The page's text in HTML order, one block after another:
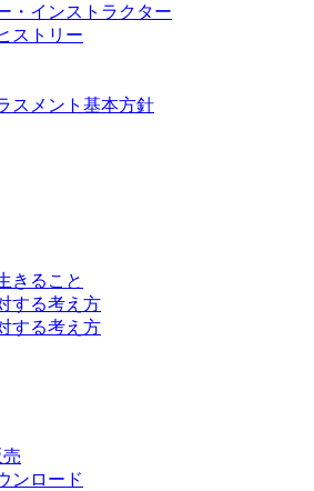
・インストラクター
ストリー
スメント基本方針
きること
する考え方
する考え方
ンロード